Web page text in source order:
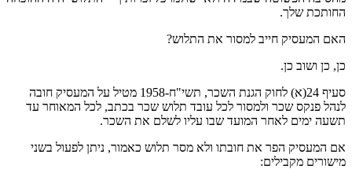
החותכת שלך.
האם המעסיק חייב למסור את התלוש?
כן, כן ושוב כן.
סעיף 24(א) לחוק הגנת השכר, תשי"ח-1958 מטיל על המעסיק חובה
לנהל פנקס שכר ולמסור לכל עובד תלוש שכר בכתב, לכל המאוחר עד
תשעה ימים לאחר המועד שבו עליו לשלם את השכר.
אם המעסיק הפר את חובתו ולא מסר תלוש כאמור, ניתן לפעול בשני
מישורים מקבילים: